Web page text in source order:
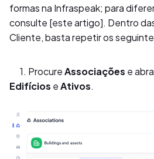
formas na Infraspeak; para
consulte [este artigo]. Dentro
Cliente, basta repetir os
1. Procure Associações e
Edifícios e Ativos.